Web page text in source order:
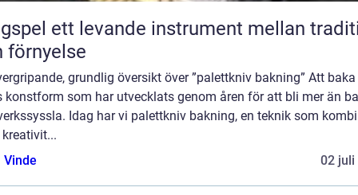
mellan tradition
förnyelse
grundlig översikt över ”palettkniv bakning” Att baka
konstform som har utvecklats genom åren för att bli mer än
Idag har vi palettkniv bakning, en teknik som
Vinde
02 juli